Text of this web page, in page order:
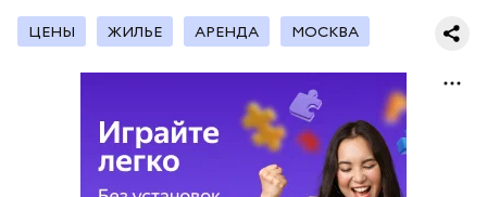
ЦЕНЫ ЖИЛЬЕ АРЕНДА МОСКВА
производственные площадки, нежели учебные
помещения.